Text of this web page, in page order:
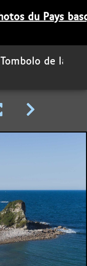
Tombolo de la baie de Loya